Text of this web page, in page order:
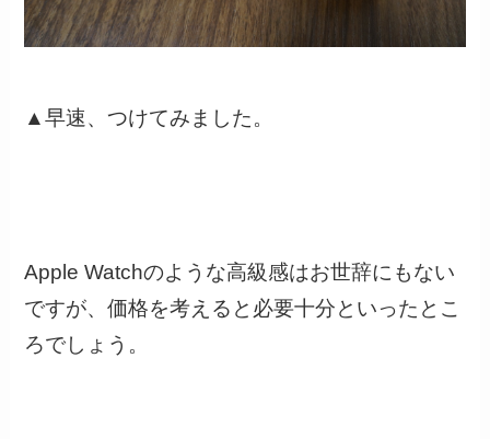
▲早速、つけてみました。
Apple Watchのような高級感はお世辞にもない
ですが、価格を考えると必要十分といったとこ
ろでしょう。